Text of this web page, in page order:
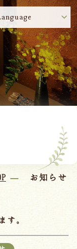
お知らせ
す。
対策について
について